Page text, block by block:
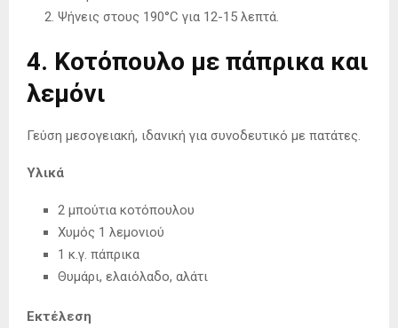
Ψήνεις στους 190°C για 12-15 λεπτά.
4. Κοτόπουλο με πάπρικα και
λεμόνι
Γεύση μεσογειακή, ιδανική για συνοδευτικό με πατάτες.
Υλικά
2 μπούτια κοτόπουλου
Χυμός 1 λεμονιού
1 κ.γ. πάπρικα
Θυμάρι, ελαιόλαδο, αλάτι
Εκτέλεση